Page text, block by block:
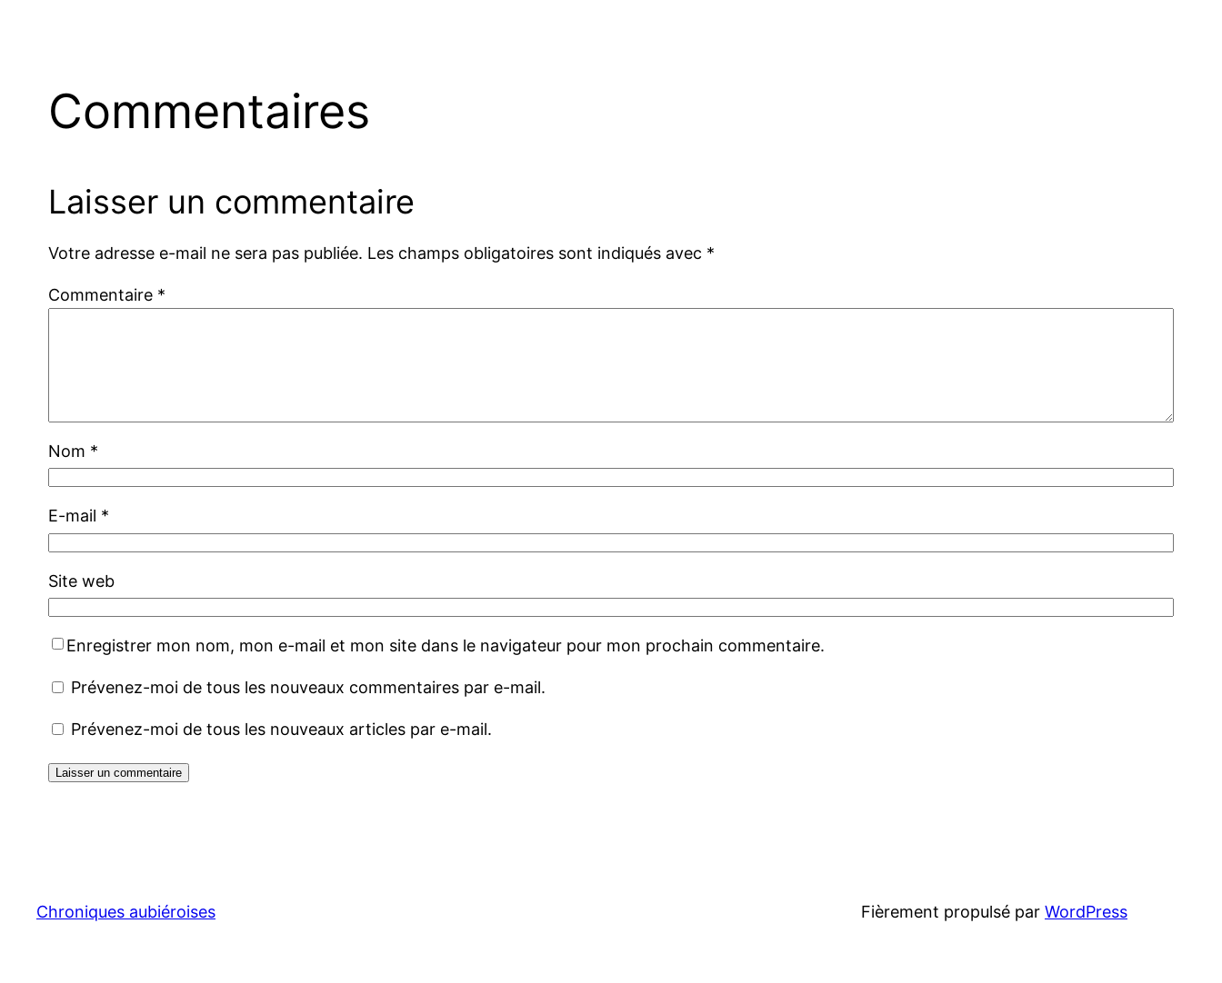
Commentaires
Laisser un commentaire
Votre adresse e-mail ne sera pas publiée. Les champs obligatoires sont indiqués avec *
Commentaire *
Nom *
E-mail *
Site web
Enregistrer mon nom, mon e-mail et mon site dans le navigateur pour mon prochain commentaire.
Prévenez-moi de tous les nouveaux commentaires par e-mail.
Prévenez-moi de tous les nouveaux articles par e-mail.
Chroniques aubiéroises Fièrement propulsé par WordPress